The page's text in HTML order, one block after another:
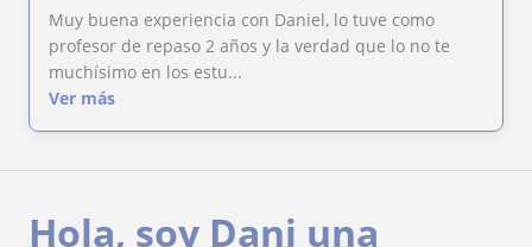
Muy buena experiencia con Daniel, lo tuve como
profesor de repaso 2 años y la verdad que lo no te
muchísimo en los estu...
Ver más
Hola, soy Dani una